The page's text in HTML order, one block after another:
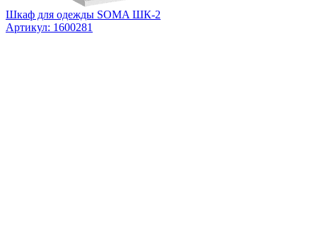
Шкаф для одежды SOMA ШК-2
Артикул: 1600281